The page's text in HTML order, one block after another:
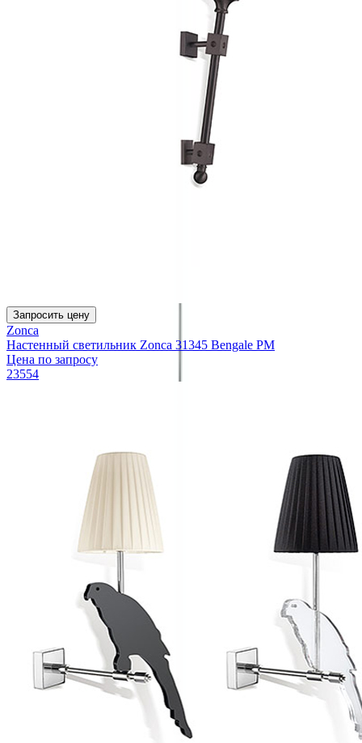
Запросить цену
Zonca
Настенный светильник Zonca 31345 Bengale PM
Цена по запросу
23554